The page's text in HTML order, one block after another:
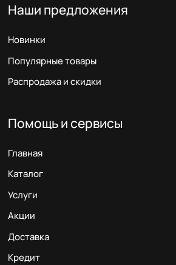
Наши предложения
Новинки
Популярные товары
Распродажа и скидки
Помощь и сервисы
Главная
Каталог
Услуги
Акции
Доставка
Кредит